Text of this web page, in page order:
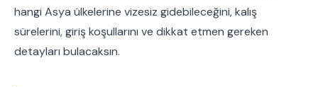
hangi Asya ülkelerine vizesiz gidebileceğini, kalış
sürelerini, giriş koşullarını ve dikkat etmen gereken
detayları bulacaksın.